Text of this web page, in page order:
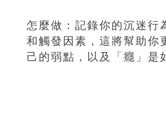
怎麼做：記錄你的沉迷行
和觸發因素，這將幫助你
己的弱點，以及「癮」是